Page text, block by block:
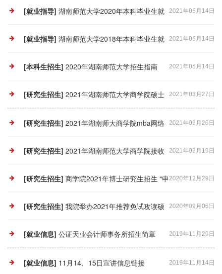
业质量年度报告 2021年05月14日
[就业指导] 湖南师范大学2020年本科毕业生就
业质量年度报告 2021年05月14日
[就业指导] 湖南师范大学2018年本科毕业生就
业质量报告 2021年05月14日
[本科生招生] 2020年湖南师范大学招生指南
2021年03月27日
[研究生招生] 2021年湖南师范大学商学院硕士
研究生网络远程复试方案 2021年03月26日
[研究生招生] 2021年湖南师大商学院mba网络
远程复试方案 2021年03月19日
[研究生招生] 2021年湖南师范大学商学院接收
研究生预调剂的通知 2020年12月29日
[研究生招生] 商学院2021年博士研究生招生 “申
请-考核”制实施办法 2020年09月06日
[研究生招生] 我院举办2021年推荐免试攻读硕
士研究生线上招生宣讲会 2019年11月29日
[就业信息] 公证天业会计师事务所招生简章
2019年11月14日
[就业信息] 11月14、15日宣讲信息链接